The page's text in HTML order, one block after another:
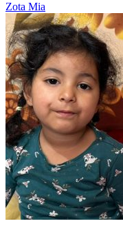
Zota Mia